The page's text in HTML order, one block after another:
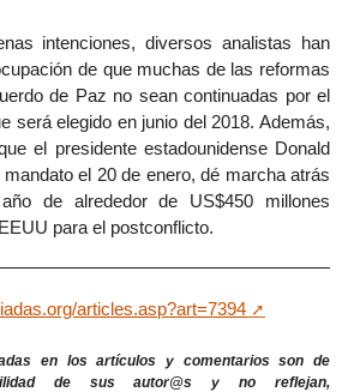
intenciones, diversos analistas han
de que muchas de las reformas
de Paz no sean continuadas por el
será elegido en junio del 2018. Además,
el presidente estadounidense Donald
el 20 de enero, dé marcha atrás
de alrededor de US$450 millones
para el postconflicto.
articles.asp?art=7394
en los artículos y comentarios son de
de sus autor@s y no reflejan,